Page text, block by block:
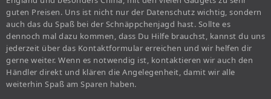
guten Preisen. Uns ist nicht nur der Datenschutz wichtig, sondern
auch das du Spaß bei der Schnäppchenjagd hast. Sollte es
dennoch mal dazu kommen, dass Du Hilfe brauchst, kannst du uns
jederzeit über das Kontaktformular erreichen und wir helfen dir
gerne weiter. Wenn es notwendig ist, kontaktieren wir auch den
Händler direkt und klären die Angelegenheit, damit wir alle
weiterhin Spaß am Sparen haben.